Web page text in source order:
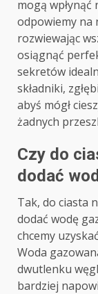
mogą
odpowiemy na
rozwiewając
osiągnąć
sekretów
składniki,
abyś mógł
żadnych
Czy do
dodać
Tak, do ciasta
dodać wodę
chcemy
Woda
dwutlenku
bardziej